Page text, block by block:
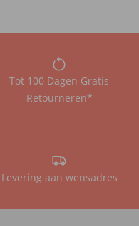
Tot 100 Dagen Gratis
Retourneren*
Levering aan wensadres